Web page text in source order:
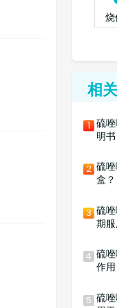
相
1 硫
明书
2 硫
盒？
3 硫
期
4 硫
作用
5 硫